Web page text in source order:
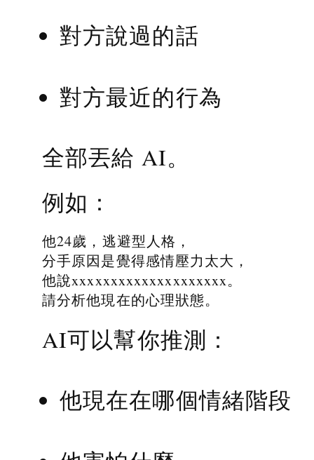
對方說過的話
對方最近的行為
全部丟給 AI。
例如：
他24歲，逃避型人格，
分手原因是覺得感情壓力太大，
他說xxxxxxxxxxxxxxxxxxxx。
請分析他現在的心理狀態。
AI可以幫你推測：
他現在在哪個情緒階段